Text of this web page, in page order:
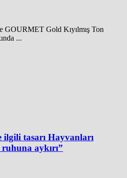
GOURMET Gold Kıyılmış Ton
...
ilgili tasarı Hayvanları
aykırı”